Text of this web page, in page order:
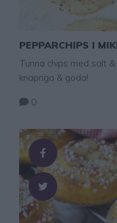
PEPPARCHIPS I
Tunna chips med salt
knapriga & goda!
0